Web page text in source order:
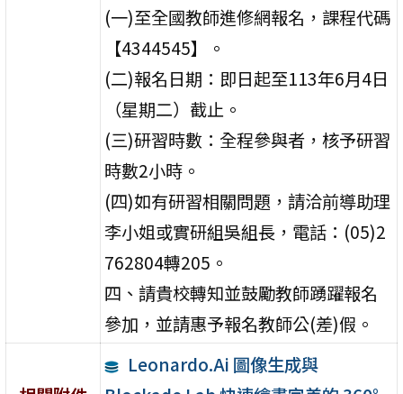
(一)至全國教師進修網報名，課程代碼
【4344545】。
(二)報名日期：即日起至113年6月4日
（星期二）截止。
(三)研習時數：全程參與者，核予研習
時數2小時。
(四)如有研習相關問題，請洽前導助理
李小姐或實研組吳組長，電話：(05)2
762804轉205。
四、請貴校轉知並鼓勵教師踴躍報名
參加，並請惠予報名教師公(差)假。
Leonardo.Ai 圖像生成與